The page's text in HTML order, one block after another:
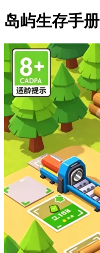
岛屿生存手册